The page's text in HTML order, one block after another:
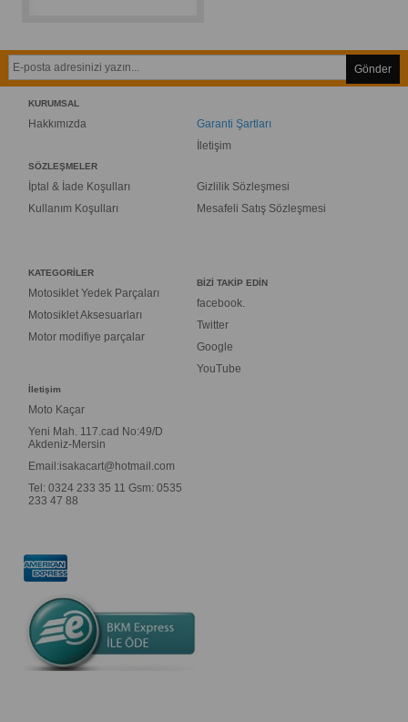
Gönder
KURUMSAL
Hakkımızda
Garanti Şartları
İletişim
SÖZLEŞMELER
İptal & İade Koşulları
Kullanım Koşulları
Gizlilik Sözleşmesi
Mesafeli Satış Sözleşmesi
KATEGORİLER
Motosiklet Yedek Parçaları
Motosiklet Aksesuarları
Motor modifiye parçalar
BİZİ TAKİP EDİN
facebook.
Twitter
Google
YouTube
İletişim
Moto Kaçar
Yeni Mah. 117.cad No:49/D
Akdeniz-Mersin
Email:isakacart@hotmail.com
Tel: 0324 233 35 11 Gsm: 0535
233 47 88